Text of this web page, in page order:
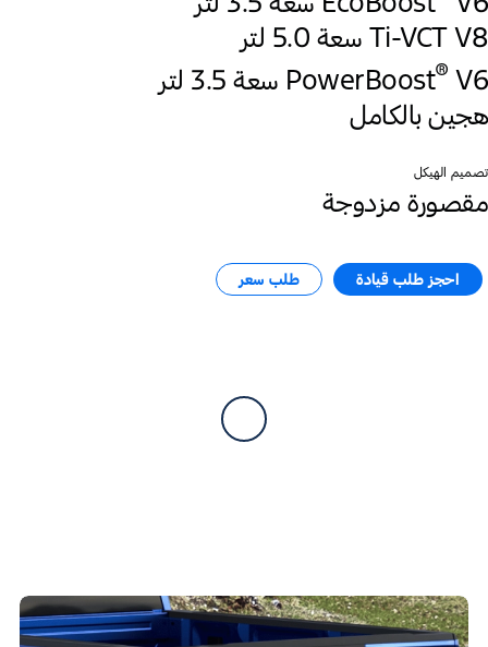
Ti-VCT V8 سعة 5.0 لتر
PowerBoost® ‎V6 سعة 3.5 لتر
هجين بالكامل
تصميم الهيكل
مقصورة مزدوجة
احجز طلب قيادة طلب سعر